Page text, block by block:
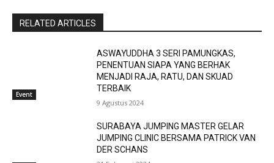
RELATED ARTICLES
Event
ASWAYUDDHA 3 SERI PAMUNGKAS,
PENENTUAN SIAPA YANG BERHAK
MENJADI RAJA, RATU, DAN SKUAD
TERBAIK
9 Agustus 2024
SURABAYA JUMPING MASTER GELAR
JUMPING CLINIC BERSAMA PATRICK VAN
DER SCHANS